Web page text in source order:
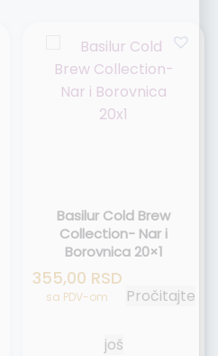
Basilur Cold Brew
Collection- Nar i
Borovnica 20×1
355,00 RSD
sa PDV-om Pročitajte
još